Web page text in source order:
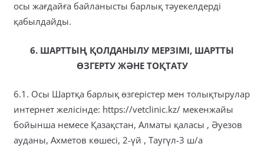
осы жағдайға байланысты барлық тәуекелдерді
қабылдайды.
6. ШАРТТЫҢ ҚОЛДАНЫЛУ МЕРЗІМІ, ШАРТТЫ
ӨЗГЕРТУ ЖӘНЕ ТОҚТАТУ
6.1. Осы Шартқа барлық өзгерістер мен толықтырулар
интернет желісінде: https://vetclinic.kz/ мекенжайы
бойынша немесе Қазақстан, Алматы қаласы , Әуезов
ауданы, Ахметов көшесі, 2-үй , Таугүл-3 ш/а